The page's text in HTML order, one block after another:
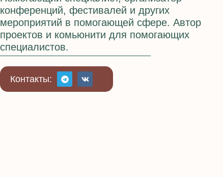
конференций, фестивалей и других
мероприятий в помогающей сфере. Автор
проектов и комьюнити для помогающих
специалистов.
Контакты: